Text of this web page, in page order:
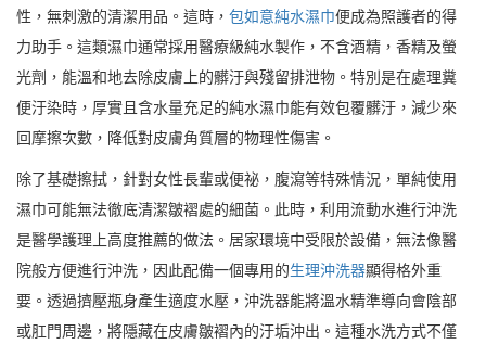
性，無刺激的清潔用品。這時， 包如意純水濕巾便成為照護者的得
力助手。這類濕巾通常採用醫療級純水製作，不含酒精，香精及螢
光劑，能溫和地去除皮膚上的髒汙與殘留排泄物。特別是在處理糞
便汙染時，厚實且含水量充足的純水濕巾能有效包覆髒汙，減少來
回摩擦次數，降低對皮膚角質層的物理性傷害。
除了基礎擦拭，針對女性長輩或便祕，腹瀉等特殊情況，單純使用
濕巾可能無法徹底清潔皺褶處的細菌。此時，利用流動水進行沖洗
是醫學護理上高度推薦的做法。居家環境中受限於設備，無法像醫
院般方便進行沖洗，因此配備一個專用的生理沖洗器顯得格外重
要。透過擠壓瓶身產生適度水壓，沖洗器能將溫水精準導向會陰部
或肛門周邊，將隱藏在皮膚皺褶內的汙垢沖出。這種水洗方式不僅